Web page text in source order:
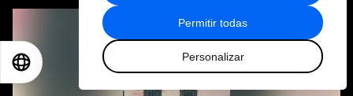
Permitir todas
Personalizar